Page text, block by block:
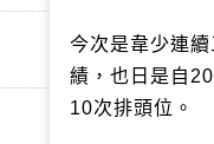
今次是韋少連
績，也日是自
10次排頭位。